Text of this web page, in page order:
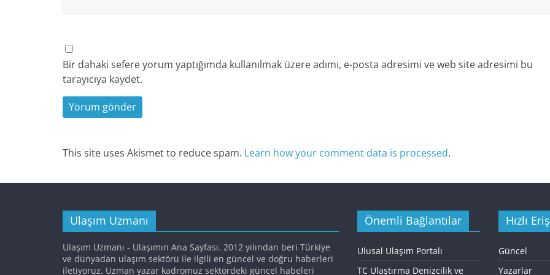
Bir dahaki sefere yorum yaptığımda kullanılmak üzere adımı, e-posta adresimi ve web site adresimi bu
tarayıcıya kaydet.
This site uses Akismet to reduce spam. Learn how your comment data is processed.
Ulaşım Uzmanı
Ulaşım Uzmanı - Ulaşımın Ana Sayfası. 2012 yılından beri Türkiye
ve dünyadan ulaşım sektörü ile ilgili en güncel ve doğru haberleri
iletiyoruz. Uzman yazar kadromuz sektördeki güncel habeleri
Önemli Bağlantılar
Ulusal Ulaşım Portalı
TC Ulaştırma Denizcilik ve
Hızlı
Güncel
Yazarlar